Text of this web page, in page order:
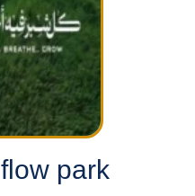
flow park كمبوند فلو